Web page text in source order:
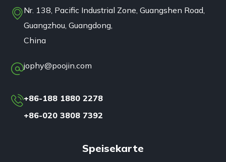
Nr. 138, Pacific Industrial Zone, Guangshen Road,
Guangzhou, Guangdong,
China
jophy@poojin.com
+86-188 1880 2278
+86-020 3808 7392
Speisekarte